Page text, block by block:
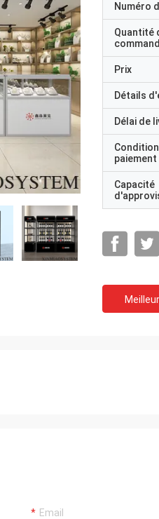
Numéro
Quantité
Prix
Détails
Délai de
paiement
Capacité